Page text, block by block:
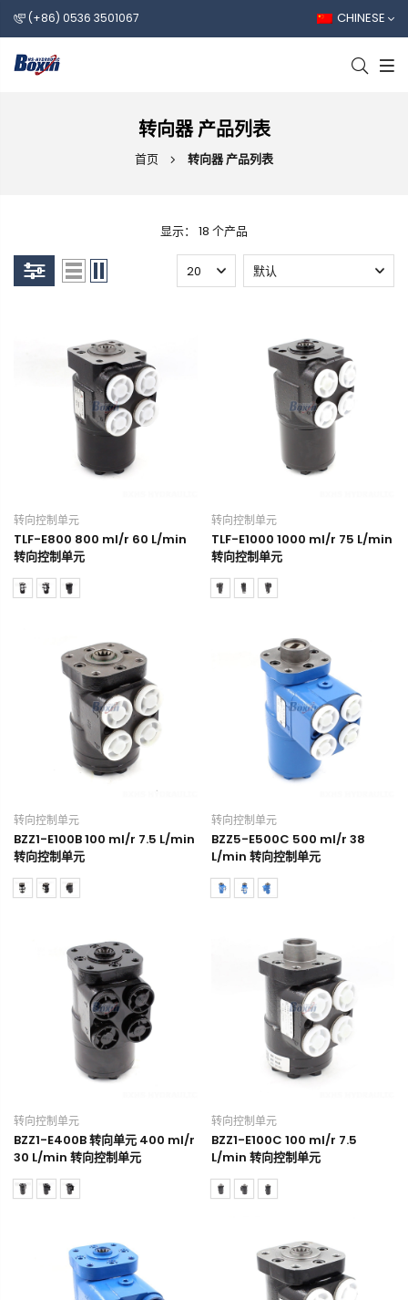
(+86) 0536 3501067 CHINESE
转向器 产品列表
首页 转向器 产品列表
显示： 18 个产品
转向控制单元
TLF-E800 800 ml/r 60 L/min
转向控制单元
转向控制单元
TLF-E1000 1000 ml/r 75 L/min
转向控制单元
转向控制单元
BZZ1-E100B 100 ml/r 7.5 L/min
转向控制单元
转向控制单元
BZZ5-E500C 500 ml/r 38
L/min 转向控制单元
转向控制单元
BZZ1-E400B 转向单元 400 ml/r
30 L/min 转向控制单元
转向控制单元
BZZ1-E100C 100 ml/r 7.5
L/min 转向控制单元